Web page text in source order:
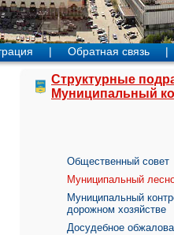
| Обратная связь |
Структурные
Муниципальный
Общественный совет
Муниципальный
Муниципальный
дорожном хозяйстве
Досудебное